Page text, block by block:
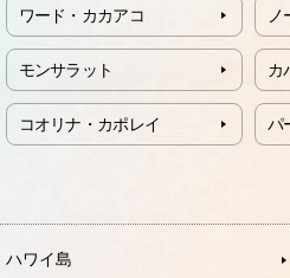
ワード・カカアコ ノ
モンサラット カ
コオリナ・カポレイ パ
ハワイ島